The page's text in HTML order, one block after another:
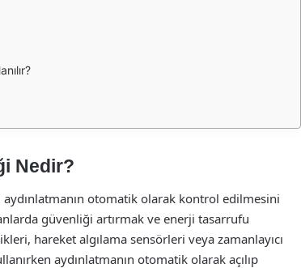
Nedir?
otomatik olarak kontrol edilmesini
güvenliği artırmak ve enerji tasarrufu
hareket algılama sensörleri veya zamanlayıcı
aydınlatmanın otomatik olarak açılıp